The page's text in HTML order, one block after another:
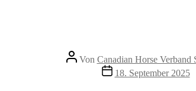
Beitragsautor
Von Canadian Horse Verband
Veröffentlichungsdatum
18. September 2025